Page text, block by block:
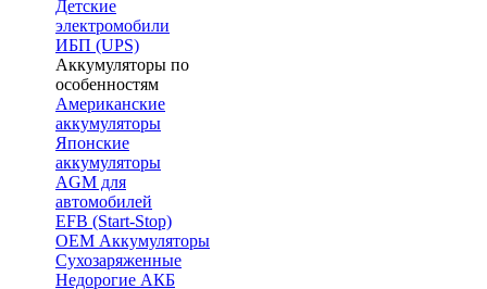
Детские
электромобили
ИБП (UPS)
Аккумуляторы по
особенностям
Американские
аккумуляторы
Японские
аккумуляторы
AGM для
автомобилей
EFB (Start-Stop)
OEM Аккумуляторы
Сухозаряженные
Недорогие АКБ